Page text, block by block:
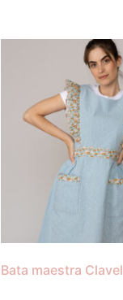
Bata maestra Clavel